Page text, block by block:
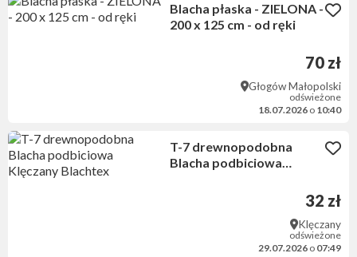
Blacha płaska - ZIELONA -
200 x 125 cm - od ręki
70 zł
Głogów Małopolski
odświeżone
18.07.2026 o 10:40
T-7 drewnopodobna
Blacha podbiciowa
32 zł
Klęczany
odświeżone
29.07.2026 o 07:49